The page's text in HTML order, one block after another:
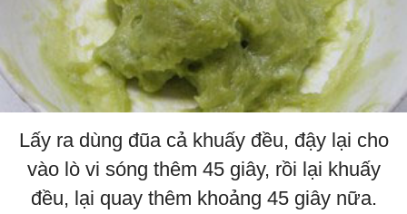
Lấy ra dùng đũa cả khuấy đều, đậy lại cho
vào lò vi sóng thêm 45 giây, rồi lại khuấy
đều, lại quay thêm khoảng 45 giây nữa.